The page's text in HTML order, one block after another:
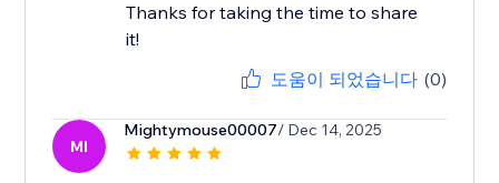
Thanks for taking the time to share
it!
도움이 되었습니다 (0)
MI
Mightymouse00007/ Dec 14, 2025